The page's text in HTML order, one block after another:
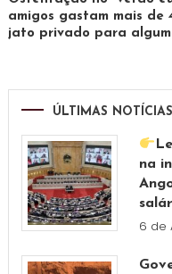
amigos gastam mais de
jato privado para
ÚLTIMAS NOTÍCIAS
na
6 de